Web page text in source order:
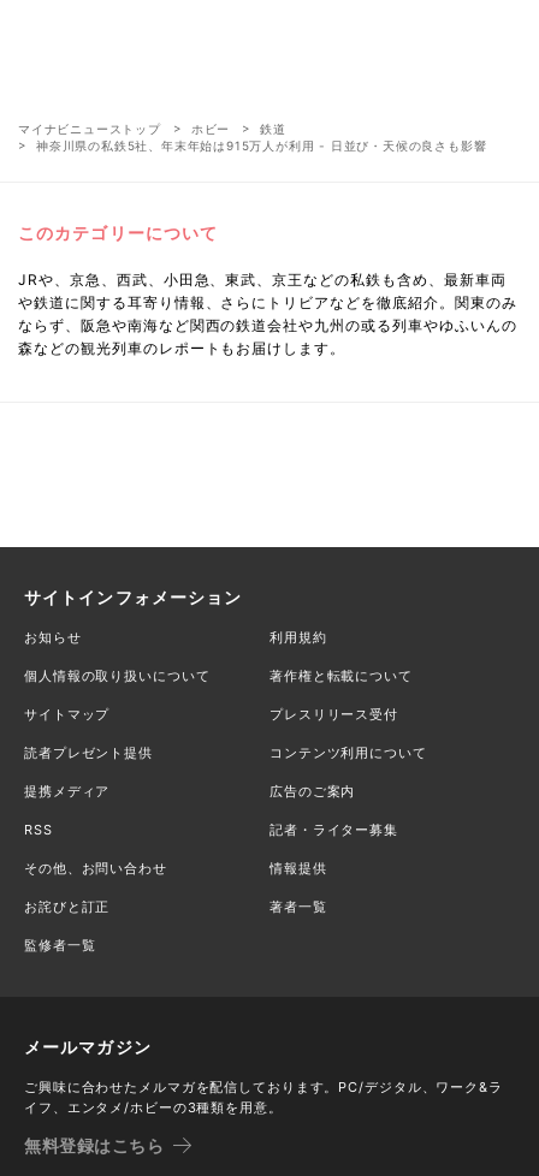
マイナビニューストップ ホビー
鉄道
神奈川県の私鉄5社、年末年始は915万人が利用 - 日並び・天候の良さも影響
このカテゴリーについて
JRや、京急、西武、小田急、東武、京王などの私鉄も含め、最新車両
や鉄道に関する耳寄り情報、さらにトリビアなどを徹底紹介。関東のみ
ならず、阪急や南海など関西の鉄道会社や九州の或る列車やゆふいんの
森などの観光列車のレポートもお届けします。
サイトインフォメーション
お知らせ 利用規約
個人情報の取り扱いについて 著作権と転載について
サイトマップ プレスリリース受付
読者プレゼント提供 コンテンツ利用について
提携メディア 広告のご案内
RSS 記者・ライター募集
その他、お問い合わせ 情報提供
お詫びと訂正 著者一覧
監修者一覧
メールマガジン
ご興味に合わせたメルマガを配信しております。PC/デジタル、ワーク&ラ
イフ、エンタメ/ホビーの3種類を用意。
無料登録はこちら